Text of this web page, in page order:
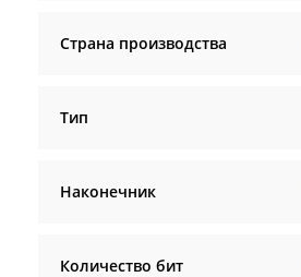
Страна производства
Тип
Наконечник
Количество бит